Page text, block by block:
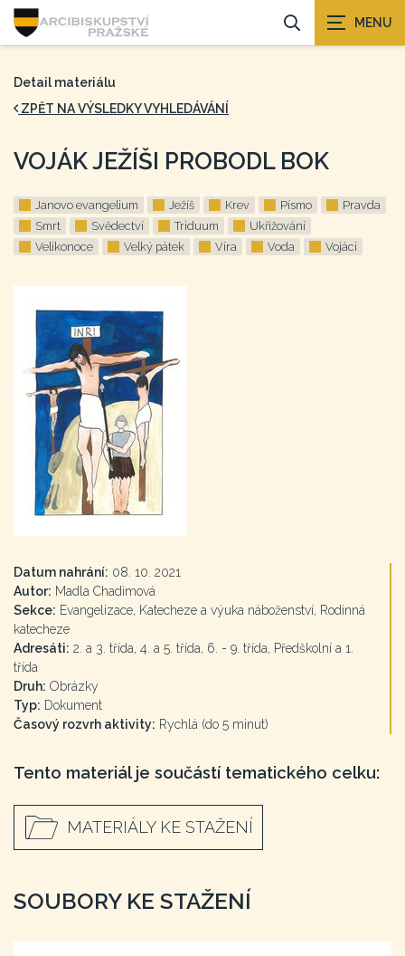
Detail materiálu
ZPĚT NA VÝSLEDKY VYHLEDÁVÁNÍ
VOJÁK JEŽÍŠI PROBODL BOK
Janovo evangelium Ježíš Krev Písmo
Pravda
Smrt
Svědectví Triduum
Ukřižování
Velikonoce
Velký pátek Víra Voda Vojáci
Datum nahrání: 08. 10. 2021
Autor: Madla Chadimová
Sekce: Evangelizace, Katecheze a výuka náboženství, Rodinná
katecheze
Adresáti: 2. a 3. třída, 4. a 5. třída, 6. - 9. třída, Předškolní a 1.
třída
Druh: Obrázky
Typ: Dokument
Časový rozvrh aktivity: Rychlá (do 5 minut)
Tento materiál je součástí tematického celku:
MATERIÁLY KE STAŽENÍ
SOUBORY KE STAŽENÍ